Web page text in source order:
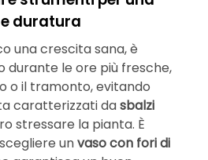
duratura
una crescita sana, è
durante le ore più fresche,
o il tramonto, evitando
caratterizzati dasbalzi
stressare la pianta. È
unvaso con fori di